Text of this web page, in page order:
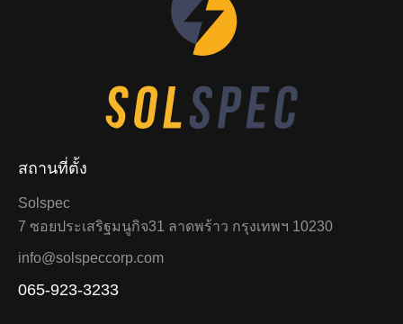
สถานที่ตั้ง
Solspec
7 ซอยประเสริฐมนูกิจ31 ลาดพร้าว กรุงเทพฯ 10230
info@solspeccorp.com
065-923-3233